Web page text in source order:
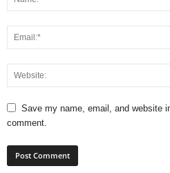
Save my name, email, and website
comment.